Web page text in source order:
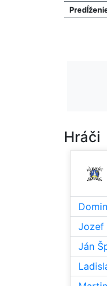
Hráči
Jozef
Ján